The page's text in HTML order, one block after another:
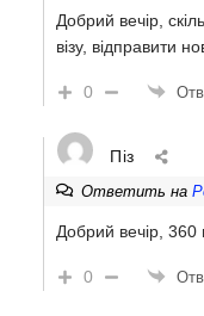
Добрий вечір,
візу, відправити
0
Піз
Ответить на
Добрий вечір, 360
0